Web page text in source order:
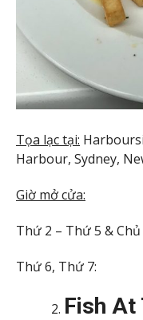
Tọa lạc tại:
Harbour, Sydney,
Giờ mở cửa:
Thứ 2 – Thứ 5 &
Thứ 6, Thứ
Fish At